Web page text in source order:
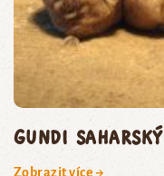
gundi saharský
Zobrazit více →